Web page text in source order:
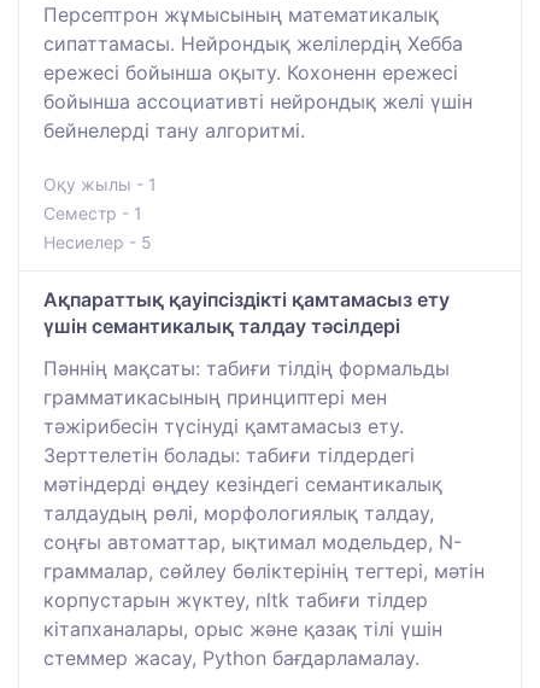
Персептрон жұмысының математикалық
сипаттамасы. Нейрондық желілердің Хебба
ережесі бойынша оқыту. Кохоненн ережесі
бойынша ассоциативті нейрондық желі үшін
бейнелерді тану алгоритмі.
Оқу жылы - 1
Семестр - 1
Несиелер - 5
Ақпараттық қауіпсіздікті қамтамасыз ету
үшін семантикалық талдау тәсілдері
Пәннің мақсаты: табиғи тілдің формальды
грамматикасының принциптері мен
тәжірибесін түсінуді қамтамасыз ету.
Зерттелетін болады: табиғи тілдердегі
мәтіндерді өңдеу кезіндегі семантикалық
талдаудың рөлі, морфологиялық талдау,
соңғы автоматтар, ықтимал модельдер, N-
граммалар, сөйлеу бөліктерінің тегтері, мәтін
корпустарын жүктеу, nltk табиғи тілдер
кітапханалары, орыс және қазақ тілі үшін
стеммер жасау, Python бағдарламалау.